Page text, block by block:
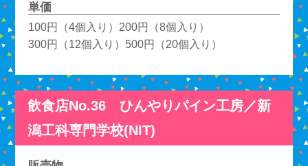
単価
100円（4個入り）200円（8個入り）
300円（12個入り）500円（20個入り）
飲食店No.36 ひんやりパイン工房／新
潟工科専門学校(NIT)